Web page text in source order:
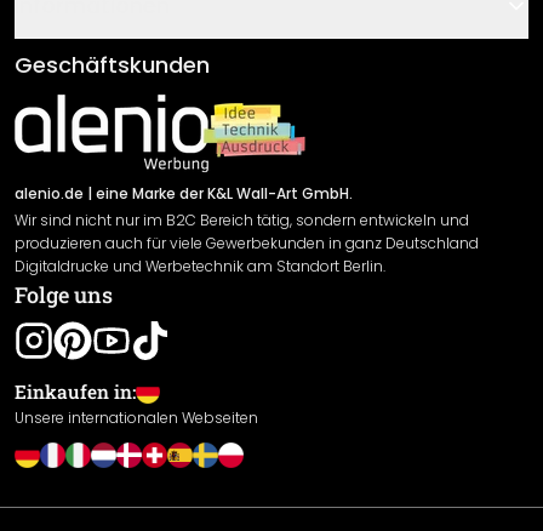
Klebe- und Montageanleitungen
Newsletter An-/Abmeldung
Sendungsverfolgung
AGB
Impressum
Versand & Zahlung
Rücksendung
Widerrufsrecht
Datenschutzerklärung
Gewährleistung
Leistungserklärung / CE-Zeichen
Cookie Einstellungen
Geschäftskunden
alenio.de | eine Marke der K&L Wall-Art GmbH.
Wir sind nicht nur im B2C Bereich tätig, sondern entwickeln und
produzieren auch für viele Gewerbekunden in ganz Deutschland
Digitaldrucke und Werbetechnik am Standort Berlin.
Folge uns
Einkaufen in:
Unsere internationalen Webseiten